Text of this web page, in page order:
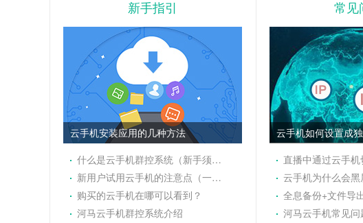
新手指引
云手机安装应用的几种方法
什么是云手机群控系统（新手须知）
新用户试用云手机的注意点（一般步骤）
购买的云手机在哪可以看到？
河马云手机群控系统介绍
常见
云手机如何设置成
直播中通过云手机切
云手机为什么会黑屏
全息备份+文件导出，
河马云手机常见问